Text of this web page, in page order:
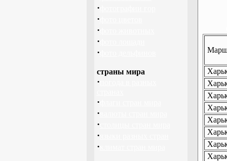
·
·
·
·
·
страны мира
·
·
·
·
·
·